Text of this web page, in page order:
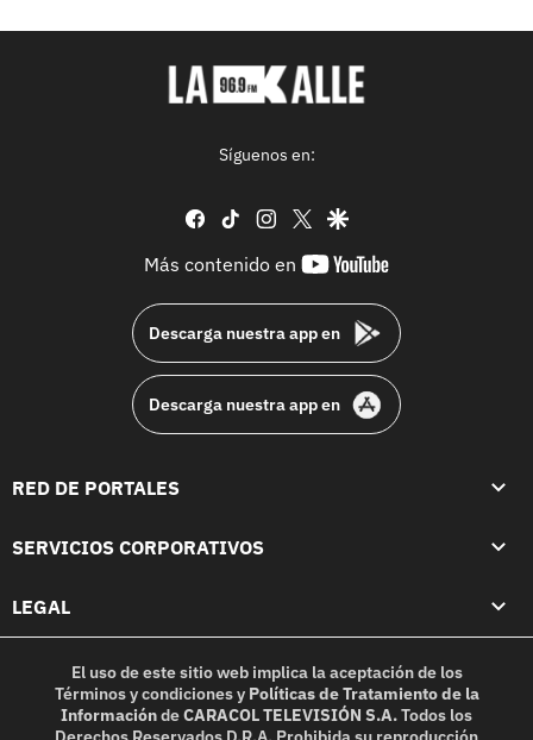
Síguenos en:
facebook
tiktok instagram
twittergoogle
Más contenido en
youtube-
Descarga nuestra app en
Descarga nuestra app en
RED DE PORTALES
SERVICIOS CORPORATIVOS
LEGAL
El uso de este sitio web implica la aceptación de los
Términos y condicionesy Políticas de Tratamiento de la
InformacióndeCARACOL TELEVISIÓN S.A.Todos los